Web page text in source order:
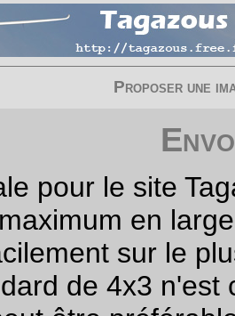
Proposer une
pour le site
en
sur le
de 4x3